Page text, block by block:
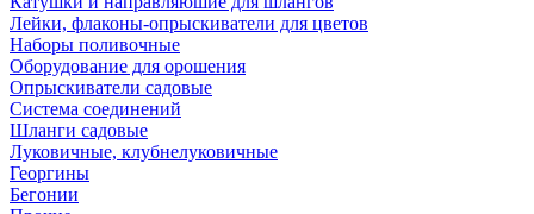
Лейки, флаконы-опрыскиватели для цветов
Наборы поливочные
Оборудование для орошения
Опрыскиватели садовые
Система соединений
Шланги садовые
Луковичные, клубнелуковичные
Георгины
Бегонии